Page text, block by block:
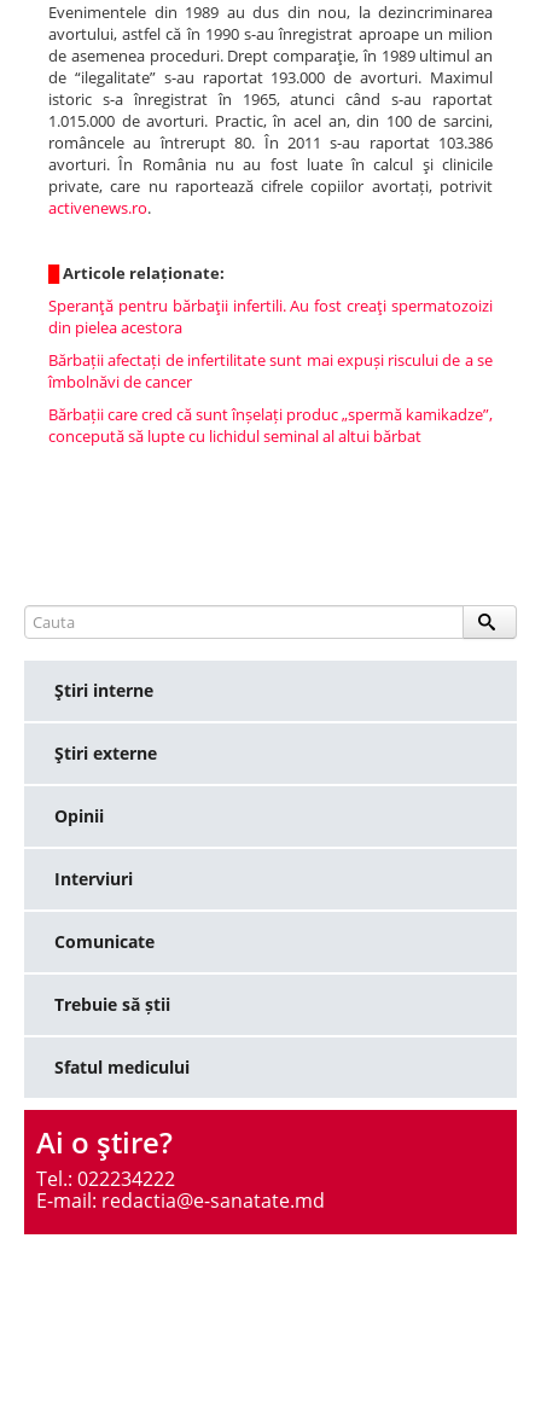
Evenimentele din 1989 au dus din nou, la dezincriminarea
avortului, astfel că în 1990 s-au înregistrat aproape un milion
de asemenea proceduri. Drept comparaţie, în 1989 ultimul an
de “ilegalitate” s-au raportat 193.000 de avorturi. Maximul
istoric s-a înregistrat în 1965, atunci când s-au raportat
1.015.000 de avorturi. Practic, în acel an, din 100 de sarcini,
româncele au întrerupt 80. În 2011 s-au raportat 103.386
avorturi. În România nu au fost luate în calcul şi clinicile
private, care nu raportează cifrele copiilor avortați, potrivit
activenews.ro.
Articole relaționate:
Speranţă pentru bărbaţii infertili. Au fost creaţi spermatozoizi
din pielea acestora
Bărbații afectați de infertilitate sunt mai expuși riscului de a se
îmbolnăvi de cancer
Bărbații care cred că sunt înșelați produc „spermă kamikadze”,
concepută să lupte cu lichidul seminal al altui bărbat
Ştiri interne
Ştiri externe
Opinii
Interviuri
Comunicate
Trebuie să știi
Sfatul medicului
Ai o ştire?
Tel.: 022234222
E-mail: redactia@e-sanatate.md